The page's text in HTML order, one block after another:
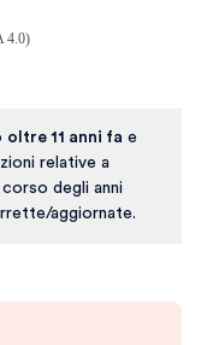
4.0)
oltre 11 anni fa e
relative a
degli anni
aggiornate.